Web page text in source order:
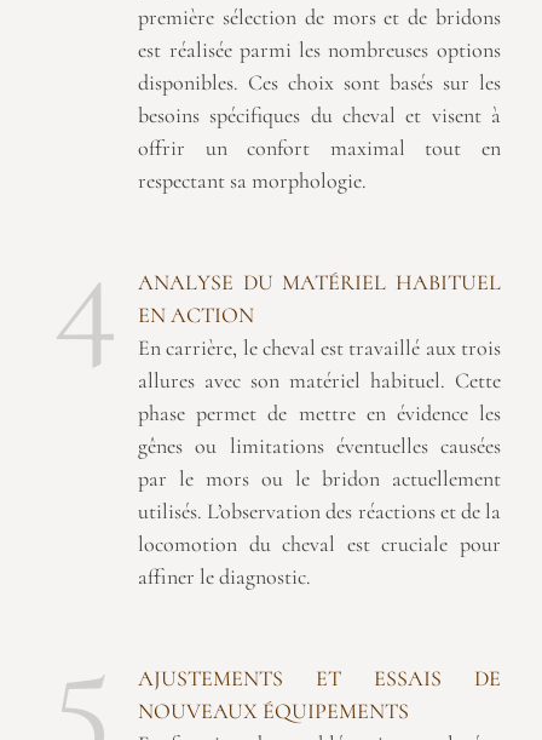
première sélection de mors et de bridons
est réalisée parmi les nombreuses options
disponibles. Ces choix sont basés sur les
besoins spécifiques du cheval et visent à
offrir un confort maximal tout en
respectant sa morphologie.
4
ANALYSE DU MATÉRIEL HABITUEL
EN ACTION
En carrière, le cheval est travaillé aux trois
allures avec son matériel habituel. Cette
phase permet de mettre en évidence les
gênes ou limitations éventuelles causées
par le mors ou le bridon actuellement
utilisés. L’observation des réactions et de la
locomotion du cheval est cruciale pour
affiner le diagnostic.
5
AJUSTEMENTS ET ESSAIS DE
NOUVEAUX ÉQUIPEMENTS